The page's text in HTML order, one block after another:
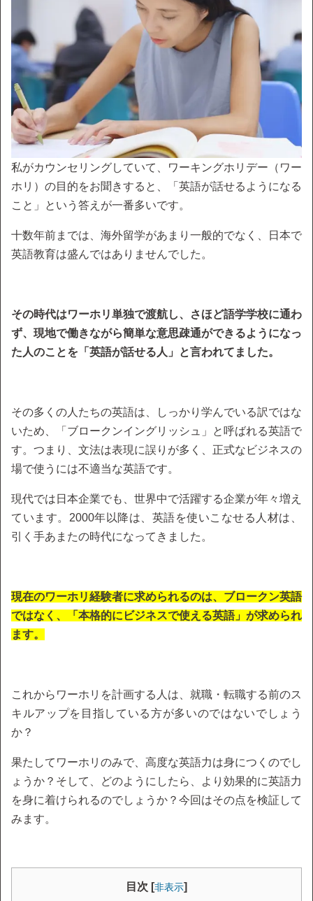
私がカウンセリングしていて、ワーキングホリデー（ワー
ホリ）の目的をお聞きすると、「英語が話せるようになる
こと」という答えが一番多いです。
十数年前までは、海外留学があまり一般的でなく、日本で
英語教育は盛んではありませんでした。
その時代はワーホリ単独で渡航し、さほど語学学校に通わ
ず、現地で働きながら簡単な意思疎通ができるようになっ
た人のことを「英語が話せる人」と言われてました。
その多くの人たちの英語は、しっかり学んでいる訳ではな
いため、「ブロークンイングリッシュ」と呼ばれる英語で
す。つまり、文法は表現に誤りが多く、正式なビジネスの
場で使うには不適当な英語です。
現代では日本企業でも、世界中で活躍する企業が年々増え
ています。2000年以降は、英語を使いこなせる人材は、
引く手あまたの時代になってきました。
現在のワーホリ経験者に求められるのは、ブロークン英語
ではなく、「本格的にビジネスで使える英語」が求められ
ます。
これからワーホリを計画する人は、就職・転職する前のス
キルアップを目指している方が多いのではないでしょう
か？
果たしてワーホリのみで、高度な英語力は身につくのでし
ょうか？そして、どのようにしたら、より効果的に英語力
を身に着けられるのでしょうか？今回はその点を検証して
みます。
目次 [非表示]